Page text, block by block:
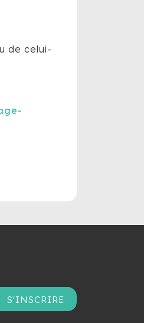
de celui-
S'INSCRIRE